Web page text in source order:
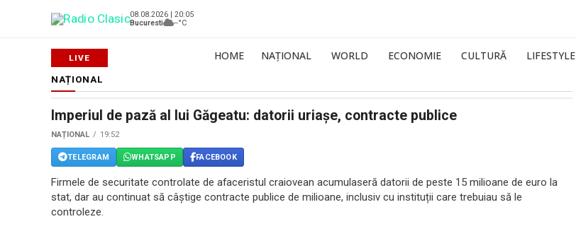
08.08.2026 | 20:05
Bucuresti
--°C
HOME NAȚIONAL WORLD ECONOMIE CULTURĂ LIFESTYLE
NAȚIONAL
Imperiul de pază al lui Găgeatu: datorii uriașe, contracte publice
NAȚIONAL 19:52
TELEGRAM WHATSAPP FACEBOOK
Firmele de securitate controlate de afaceristul craiovean acumulaseră datorii de peste 15 milioane de euro la
stat, dar au continuat să câștige contracte publice de milioane, inclusiv cu instituții care trebuiau să le
controleze.